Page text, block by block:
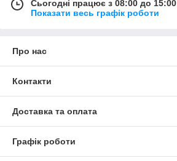
Сьогодні працює з 08:00 до 15:00
Показати весь графік роботи
Про нас
Контакти
Доставка та оплата
Графік роботи